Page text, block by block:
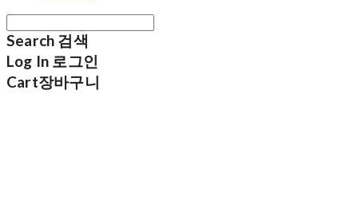
Search 검색
Log In 로그인
Cart장바구니